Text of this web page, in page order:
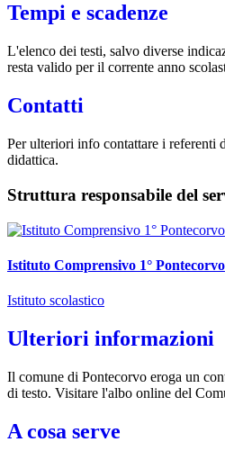
Tempi e scadenze
L'elenco dei testi, salvo diverse
resta valido per il corrente anno
Contatti
Per ulteriori info contattare i referenti
didattica.
Struttura responsabile del
Istituto Comprensivo 1° Pontecorvo
Istituto scolastico
Ulteriori informazioni
Il comune di Pontecorvo eroga un
di testo. Visitare l'albo online del
A cosa serve